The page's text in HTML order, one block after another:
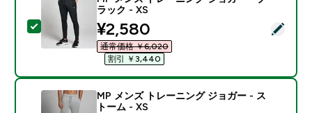
この商品を選択 - MP メンズ トレーニング ジョガー -
ラック - XS
discounted price
¥2,580‎
通常価格 ￥6,020‎
割引 ￥3,440‎
MP メンズ トレーニング ジョガー - ス
トーム - XS